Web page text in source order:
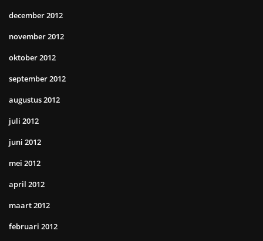
december 2012
november 2012
oktober 2012
september 2012
augustus 2012
juli 2012
juni 2012
mei 2012
april 2012
maart 2012
februari 2012